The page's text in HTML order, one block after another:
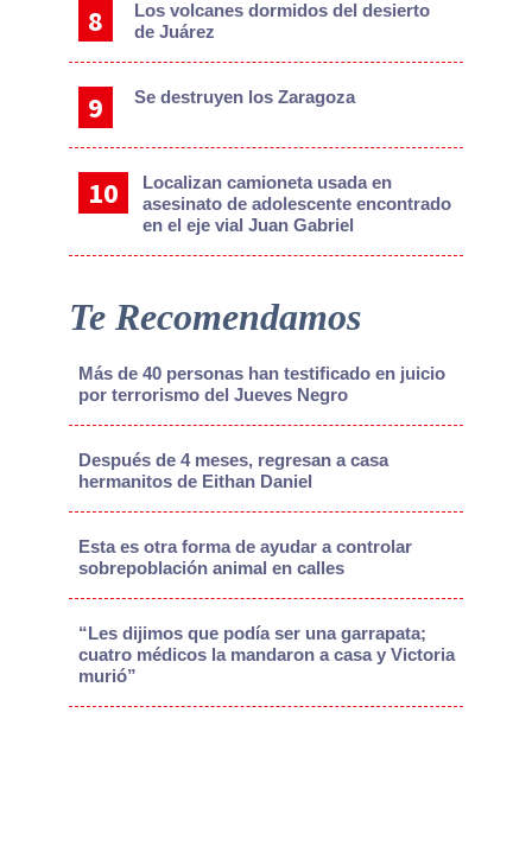
Los volcanes dormidos del desierto
de Juárez
Se destruyen los Zaragoza
Localizan camioneta usada en
asesinato de adolescente encontrado
en el eje vial Juan Gabriel
Te Recomendamos
Más de 40 personas han testificado en juicio
por terrorismo del Jueves Negro
Después de 4 meses, regresan a casa
hermanitos de Eithan Daniel
Esta es otra forma de ayudar a controlar
sobrepoblación animal en calles
“Les dijimos que podía ser una garrapata;
cuatro médicos la mandaron a casa y Victoria
murió”